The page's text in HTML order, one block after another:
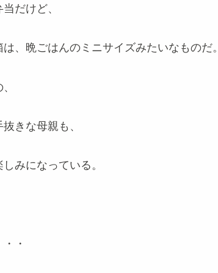
だけど、
、晩ごはんのミニサイズみたいなものだ。
きな母親も、
みになっている。
・